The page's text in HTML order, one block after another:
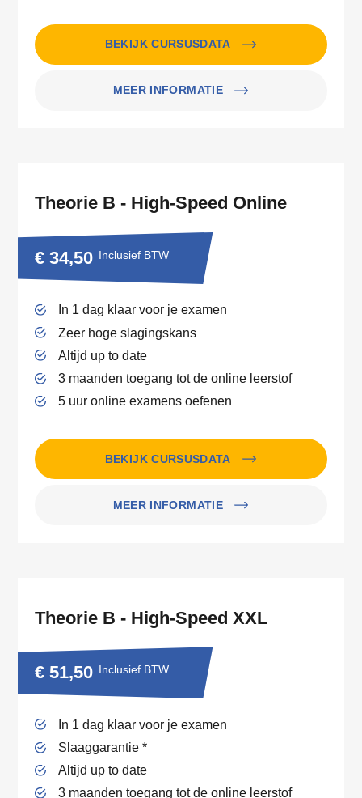
BEKIJK CURSUSDATA
MEER INFORMATIE
Theorie B - High-Speed Online
€ 34,50 Inclusief BTW
In 1 dag klaar voor je examen
Zeer hoge slagingskans
Altijd up to date
3 maanden toegang tot de online leerstof
5 uur online examens oefenen
BEKIJK CURSUSDATA
MEER INFORMATIE
Theorie B - High-Speed XXL
€ 51,50 Inclusief BTW
In 1 dag klaar voor je examen
Slaaggarantie *
Altijd up to date
3 maanden toegang tot de online leerstof